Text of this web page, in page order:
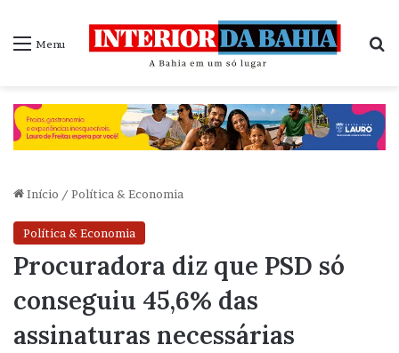
Menu
Início / Política & Economia
Política & Economia
Procuradora diz que PSD só
conseguiu 45,6% das
assinaturas necessárias